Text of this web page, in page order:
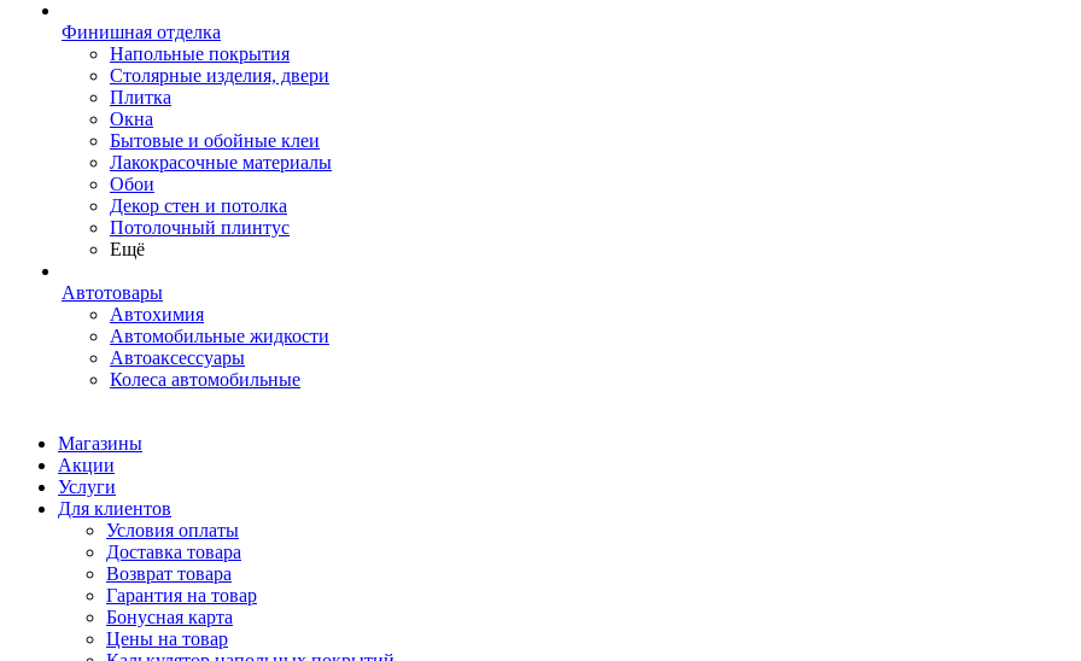
Финишная отделка
Напольные покрытия
Столярные изделия, двери
Плитка
Окна
Бытовые и обойные клеи
Лакокрасочные материалы
Обои
Декор стен и потолка
Потолочный плинтус
Ещё
Автотовары
Автохимия
Автомобильные жидкости
Автоаксессуары
Колеса автомобильные
Магазины
Акции
Услуги
Для клиентов
Условия оплаты
Доставка товара
Возврат товара
Гарантия на товар
Бонусная карта
Цены на товар